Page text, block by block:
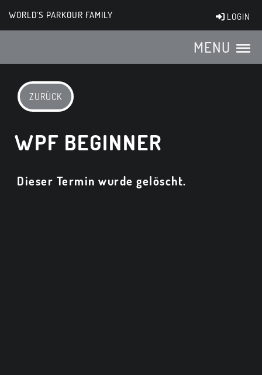
WORLD'S PARKOUR FAMILY LOGIN
MENU
ZURÜCK
WPF BEGINNER
Dieser Termin wurde gelöscht.